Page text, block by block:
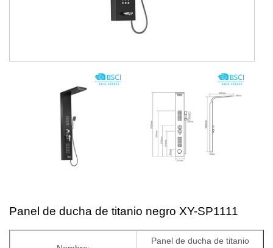
Panel de ducha de titanio negro XY-SP1111
Panel de ducha de titanio